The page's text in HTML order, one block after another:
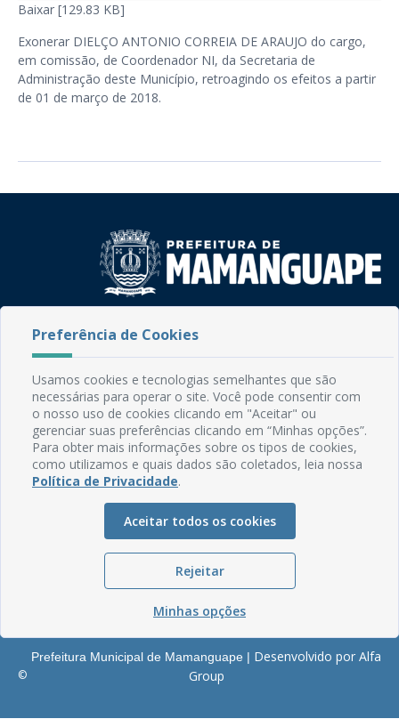
Baixar [129.83 KB]
Exonerar DIELÇO ANTONIO CORREIA DE ARAUJO do cargo,
em comissão, de Coordenador NI, da Secretaria de
Administração deste Município, retroagindo os efeitos a partir
de 01 de março de 2018.
CEP: 58.280-000 - Mamanguape/PB
Fone: (83) 3292-2246
Email: comunicacao@mamanguape.pb.gov.br
Expediente: Segunda à Sexta, das 08h às 13h
Mapa do Site
Perguntas frequentes
Glossário
Serviços Internos
©
Prefeitura Municipal de Mamanguape | Desenvolvido por Alfa
Group
Preferência de Cookies
Usamos cookies e tecnologias semelhantes que são
necessárias para operar o site. Você pode consentir com
o nosso uso de cookies clicando em "Aceitar" ou
gerenciar suas preferências clicando em “Minhas opções”.
Para obter mais informações sobre os tipos de cookies,
como utilizamos e quais dados são coletados, leia nossa
Política de Privacidade.
Aceitar todos os cookies
Rejeitar
Minhas opções